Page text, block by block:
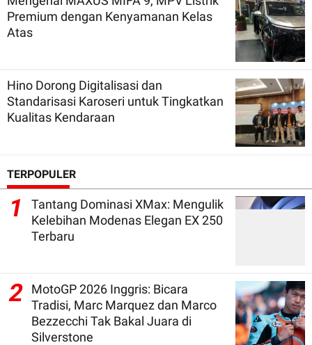
Premium dengan Kenyamanan Kelas
Atas
Hino Dorong Digitalisasi dan
Standarisasi Karoseri untuk Tingkatkan
Kualitas Kendaraan
TERPOPULER
1
Tantang Dominasi XMax: Mengulik
Kelebihan Modenas Elegan EX 250
Terbaru
2
MotoGP 2026 Inggris: Bicara
Tradisi, Marc Marquez dan Marco
Bezzecchi Tak Bakal Juara di
Silverstone